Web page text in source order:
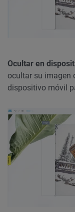
Ocultar en
ocultar su imagen
dispositivo móvil